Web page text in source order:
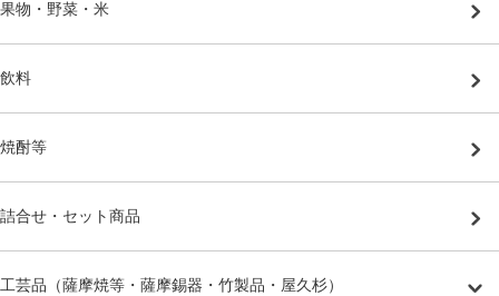
果物・野菜・米
飲料
焼酎等
詰合せ・セット商品
工芸品（薩摩焼等・薩摩錫器・竹製品・屋久杉）